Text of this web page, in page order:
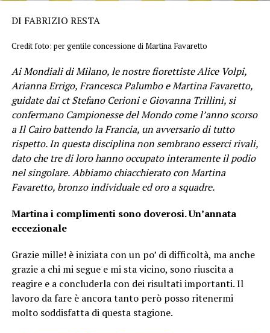
DI FABRIZIO RESTA
Credit foto: per gentile concessione di Martina Favaretto
Ai Mondiali di Milano, le nostre fiorettiste Alice Volpi,
Arianna Errigo, Francesca Palumbo e Martina Favaretto,
guidate dai ct Stefano Cerioni e Giovanna Trillini, si
confermano Campionesse del Mondo come l’anno scorso
a Il Cairo battendo la Francia, un avversario di tutto
rispetto. In questa disciplina non sembrano esserci rivali,
dato che tre di loro hanno occupato interamente il podio
nel singolare.Abbiamo chiacchierato con Martina
Favaretto, bronzo individuale ed oro a squadre.
Martina i complimenti sono doverosi. Un’annata
eccezionale
Grazie mille! è iniziata con un po’ di difficoltà, ma anche
grazie a chi mi segue e mi sta vicino, sono riuscita a
reagire e a concluderla con dei risultati importanti. Il
lavoro da fare è ancora tanto però posso ritenermi
molto soddisfatta di questa stagione.